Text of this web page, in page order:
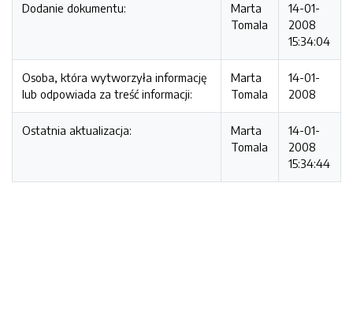
Dodanie dokumentu:
Marta
Tomala
14-01-
2008
15:34:04
Osoba, która wytworzyła informację
lub odpowiada za treść informacji:
Marta
Tomala
14-01-
2008
Ostatnia aktualizacja:
Marta
Tomala
14-01-
2008
15:34:44